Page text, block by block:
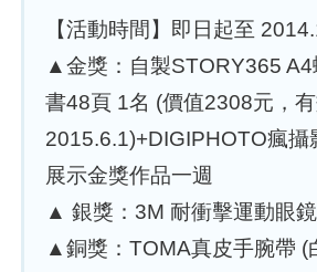
【活動時間】即日起至
▲金獎：自製STORY365 A4
書48頁 1名 (價值2308元，
2015.6.1)+DIGIPHOTO瘋攝
展示金獎作品一週
▲ 銀獎：3M 耐衝擊運動眼
▲銅獎：TOMA真皮手腕帶 (